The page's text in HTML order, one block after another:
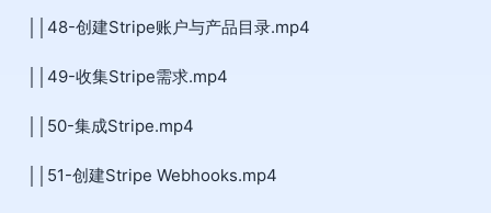
││48-创建Stripe账户与产品目录.mp4
││49-收集Stripe需求.mp4
││50-集成Stripe.mp4
││51-创建Stripe Webhooks.mp4